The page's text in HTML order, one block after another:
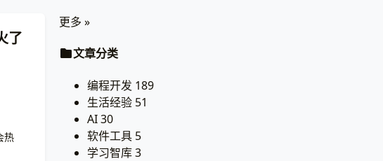
了
热
更多 »
文章分类
编程开发 189
生活经验 51
AI30
软件工具 5
学习智库3